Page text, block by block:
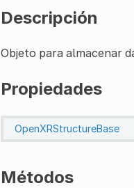
Descripción
Objeto para almacenar
Propiedades
OpenXRStructureBase
Métodos